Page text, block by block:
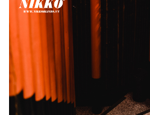
- Vải nhung: Sang trọng và quý
dặn, khả năng cản sáng tốt.
- Vải polyester: Chất liệu tổng
nhăn, chống phai màu và dễ giặt
- Vải gấm: Sang trọng, quý
không gian rộng rãi.